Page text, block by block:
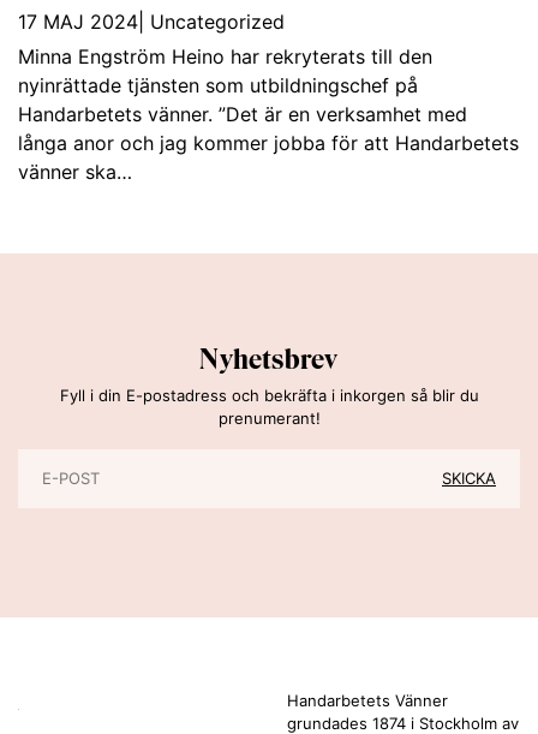
17 MAJ 2024 Uncategorized
Minna Engström Heino har rekryterats till den
nyinrättade tjänsten som utbildningschef på
Handarbetets vänner. ”Det är en verksamhet med
långa anor och jag kommer jobba för att Handarbetets
vänner ska…
Nyhetsbrev
Fyll i din E-postadress och bekräfta i inkorgen så blir du
prenumerant!
Handarbetets Vänner
grundades 1874 i Stockholm av